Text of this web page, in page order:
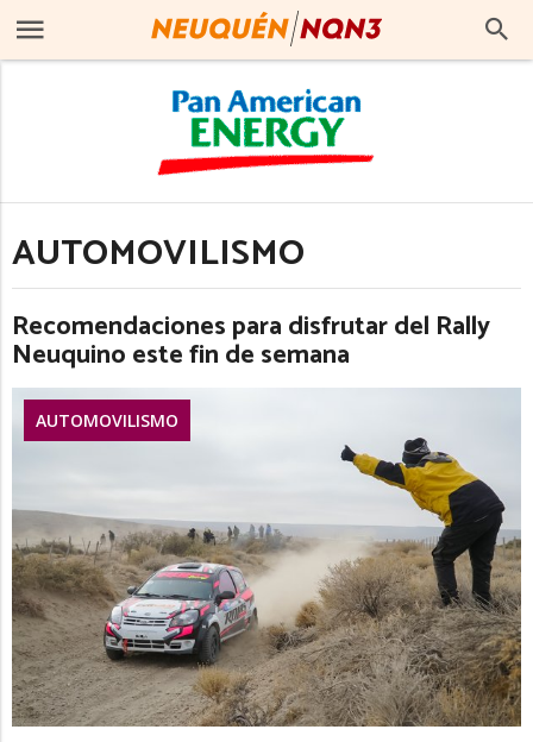
AUTOMOVILISMO
Recomendaciones para disfrutar del Rally
Neuquino este fin de semana
AUTOMOVILISMO